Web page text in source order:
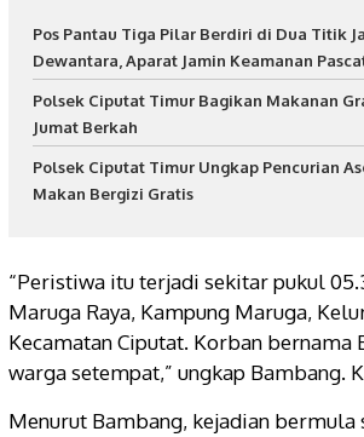
Pos Pantau Tiga Pilar Berdiri di Dua Titik
Dewantara, Aparat Jamin Keamanan
Polsek Ciputat Timur Bagikan Makanan
Jumat Berkah
Polsek Ciputat Timur Ungkap Pencurian
Makan Bergizi Gratis
“Peristiwa itu terjadi sekitar pukul
Maruga Raya, Kampung Maruga,
Kecamatan Ciputat. Korban bernama
warga setempat,” ungkap Bambang.
Menurut Bambang, kejadian bermula